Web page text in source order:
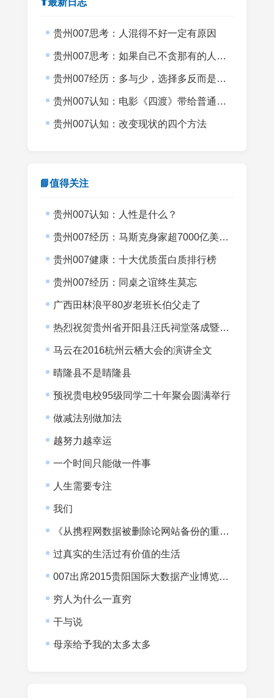
⬆最新日志
贵州007思考：人混得不好一定有原因
贵州007思考：如果自己不贪那有的人生意义会不会更上一层楼？
贵州007经历：多与少，选择多反而是目标小
贵州007认知：电影《四渡》带给普通创业者的启发
贵州007认知：改变现状的四个方法
📘值得关注
贵州007认知：人性是什么？
贵州007经历：马斯克身家超7000亿美元而007没有半间书房
贵州007健康：十大优质蛋白质排行榜
贵州007经历：同桌之谊终生莫忘
广西田林浪平80岁老班长伯父走了
热烈祝贺贵州省开阳县汪氏祠堂落成暨宗亲会成立
马云在2016杭州云栖大会的演讲全文
晴隆县不是睛隆县
预祝贵电校95级同学二十年聚会圆满举行
做减法别做加法
越努力越幸运
一个时间只能做一件事
人生需要专注
我们
《从携程网数据被删除论网站备份的重要性》
过真实的生活过有价值的生活
007出席2015贵阳国际大数据产业博览会暨全球大数据时代贵阳峰会
穷人为什么一直穷
干与说
母亲给予我的太多太多